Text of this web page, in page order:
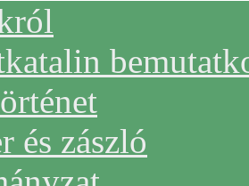
és zászló